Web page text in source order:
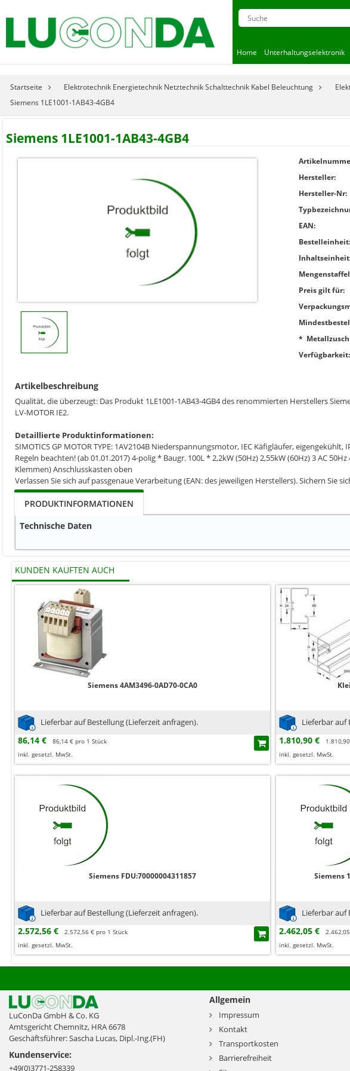
Home Unterhaltungselektronik
Startseite Elektrotechnik Energietechnik Netztechnik Schalttechnik Kabel Beleuchtung
Siemens 1LE1001-1AB43-4GB4
Siemens 1LE1001-1AB43-4GB4
Hersteller:
Hersteller-Nr:
EAN:
Bestelleinheit:
Preis gilt für:
*
Verfügbarkeit:
Artikelbeschreibung
Qualität, die überzeugt: Das Produkt 1LE1001-1AB43-4GB4 des renommierten Herstellers
LV-MOTOR IE2.
Detaillierte Produktinformationen:
SIMOTICS GP MOTOR TYPE: 1AV2104B Niederspannungsmotor, IEC Käfigläufer,
Regeln beachten! (ab 01.01.2017) 4-polig * Baugr. 100L * 2,2kW (50Hz) 2,55kW (60Hz) 3 AC
Klemmen) Anschlusskasten oben
Verlassen Sie sich auf passgenaue Verarbeitung (EAN: des jeweiligen Herstellers). Sichern
PRODUKTINFORMATIONEN
Technische Daten
KUNDEN KAUFTEN AUCH
Siemens 4AM3496-0AD70-0CA0
Lieferbar auf Bestellung (Lieferzeit anfragen).
86,14 €
86,14 € pro 1 Stück
inkl. gesetzl. MwSt.
Lieferbar auf
1.810,90 €
inkl. gesetzl. MwSt.
Siemens FDU:70000004311857
Lieferbar auf Bestellung (Lieferzeit anfragen).
2.572,56 €
2.572,56 € pro 1 Stück
inkl. gesetzl. MwSt.
Siemens
Lieferbar auf
2.462,05 €
inkl. gesetzl. MwSt.
LuConDa GmbH & Co. KG
Amtsgericht Chemnitz, HRA 6678
Geschäftsführer: Sascha Lucas, Dipl.-Ing.(FH)
Kundenservice:
+49(0)3771-258339
Allgemein
Impressum
Kontakt
Transportkosten
Barrierefreiheit